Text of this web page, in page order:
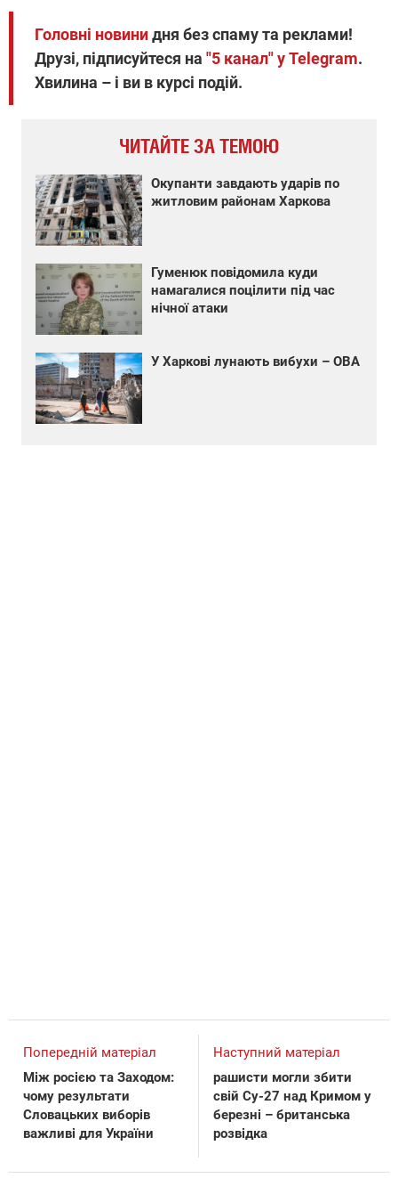
Головні новинидня без спаму та реклами!
Друзі, підписуйтеся на "5 канал" у Telegram.
Хвилина – і ви в курсі подій.
ЧИТАЙТЕ ЗА ТЕМОЮ
Окупанти завдають ударів по
житловим районам Харкова
Гуменюк повідомила куди
намагалися поцілити під час
нічної атаки
У Харкові лунають вибухи – ОВА
Попередній матеріал
Між росією та Заходом:
чому результати
Словацьких виборів
важливі для України
Наступний матеріал
рашисти могли збити
свій Су-27 над Кримом у
березні – британська
розвідка